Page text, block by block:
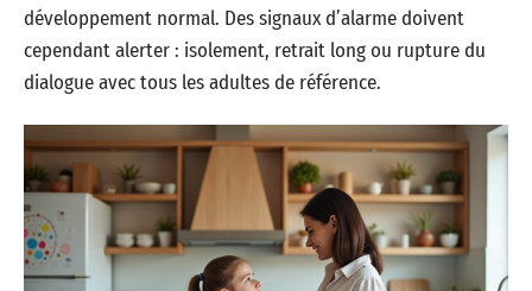
développement normal. Des signaux d’alarme doivent
cependant alerter : isolement, retrait long ou rupture du
dialogue avec tous les adultes de référence.